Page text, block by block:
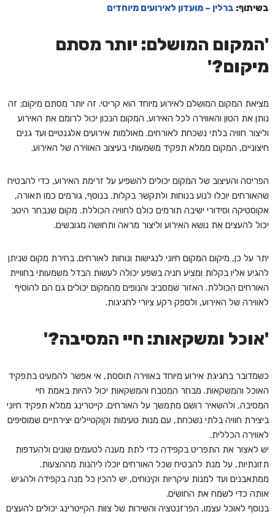
בשיתוף: ברלין – מועדון לאירועים מיוחדים
'המקום המושלם: יותר מסתם
מיקום?'
מציאת המקום המושלם לאירוע מיוחד הוא קריטי. זה יותר מסתם מיקום; זה
נותן את הטון והאווירה לכל האירוע. המקום הנכון יכול לרומם את האירוע
וליצור חוויה בלתי נשכחת לאורחים. מאולמות אירועים אלגנטיים ועד גנים
חיצוניים, המקום ממלא תפקיד משמעותי בעיצוב האווירה של האירוע.
הפריסה והעיצוב של המקום יכולים להשפיע על זרימת האירוע, כדי להבטיח
שהאורחים יוכלו לנוע בנוחות ולתקשר בקלות. בנוסף, גורמים כמו תאורה,
אקוסטיקה וסידורי ישיבה תורמים כולם לחוויה הכוללת. מקום שנבחר היטב
יכול להעצים את נושא האירוע וליצור מראה ותחושה מגובשים.
יתר על כן, מיקום המקום חיוני לנגישות ונוחות לאורחים. בחירת מקום שניתן
להגיע אליו בקלות ומציע חניה בשפע יכולה לעשות הבדל משמעותי בחוויית
האורחים הכוללת. האזור שמסביב והנופים מהמקום יכולים גם הם להוסיף
לאווירה של האירוע, ולספק רקע ציורי לחגיגות.
'אוכל ומשקאות: חיי המסיבה?'
כשמדובר בחגיגת אירוע מיוחד באווירה תוססת, אי אפשר להמעיט בתפקיד
האוכל והמשקאות. מבחר המטבח והמשקאות יכול להיות באמת חיי
המסיבה, ולהשאיר רושם מתמשך על האורחים. קייטרינג ממלא תפקיד חיוני
ביצירת חוויה בלתי נשכחת, עם מנות טעימות וקוקטיילים יצירתיים שמוסיפים
לאווירה הכללית.
יש לאצור את התפריט בקפידה כדי לתת מענה לטעמים שונים ולהעדפות
תזונתיות, על מנת להבטיח שכל האורחים יוכלו ליהנות מההצעות.
ממתאבנים ועד למנות עיקריות וקינוחים, יש להכין כל מנה בקפידה ולהגיש
אותה כדי לשמח את החושים.
בנוסף לאוכל עצמו, הפרזנטציה והשירות של צוות הקייטרינג יכולים להעצים